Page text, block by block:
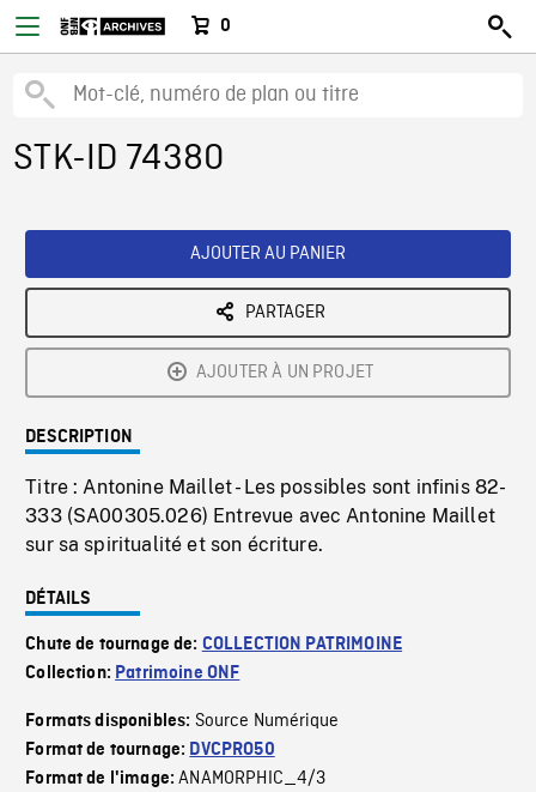
0
STK-ID 74380
AJOUTER AU PANIER
PARTAGER
AJOUTER À UN PROJET
DESCRIPTION
Titre : Antonine Maillet - Les possibles sont infinis 82-
333 (SA00305.026) Entrevue avec Antonine Maillet
sur sa spiritualité et son écriture.
DÉTAILS
Chute de tournage de: COLLECTION PATRIMOINE
Collection: Patrimoine ONF
Formats disponibles: Source Numérique
Format de tournage: DVCPRO50
Format de l'image:ANAMORPHIC_4/3